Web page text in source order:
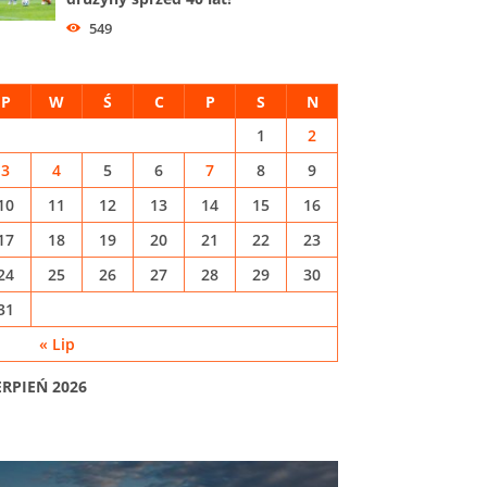
549
2026
P W Ś C P S N
« Lip
1
2
3
4 5 6 7 8
9
11 12 13 14 15
16
18 19 20 21 22
23
25 26 27 28 29
30